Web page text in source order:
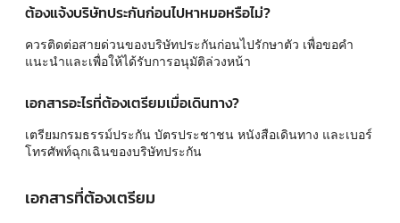
ต้องแจ้งบริษัทประกันก่อนไปหาหมอหรือไม่?
ควรติดต่อสายด่วนของบริษัทประกันก่อนไปรักษาตัว เพื่อขอคำ
แนะนำและเพื่อให้ได้รับการอนุมัติล่วงหน้า
เอกสารอะไรที่ต้องเตรียมเมื่อเดินทาง?
เตรียมกรมธรรม์ประกัน บัตรประชาชน หนังสือเดินทาง และเบอร์
โทรศัพท์ฉุกเฉินของบริษัทประกัน
เอกสารที่ต้องเตรียม